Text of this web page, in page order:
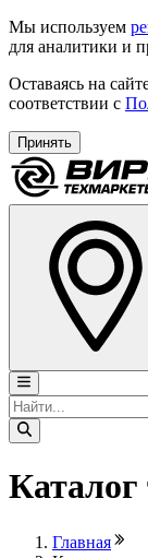
Мы используем
для аналитики и
Оставаясь на
соответствии с
Принять
Каталог
Главная